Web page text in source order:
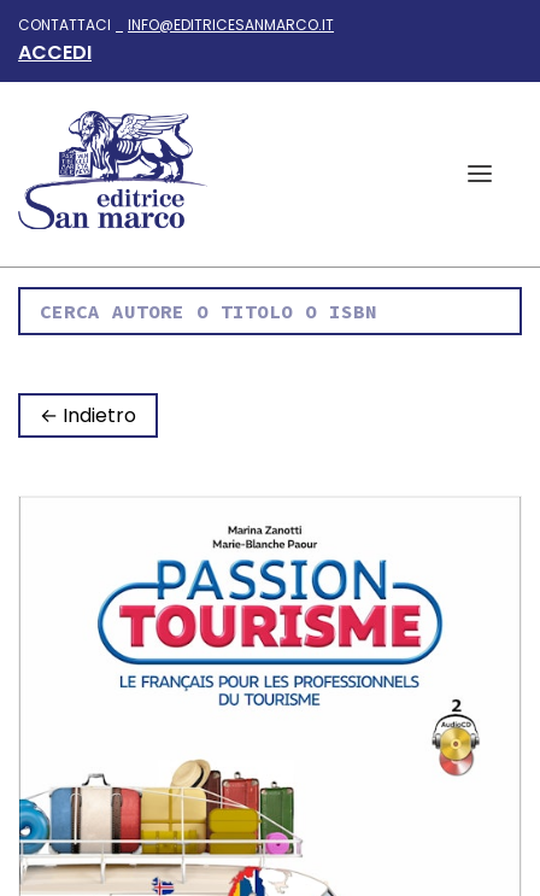
CONTATTACI _ INFO@EDITRICESANMARCO.IT
ACCEDI
← Indietro